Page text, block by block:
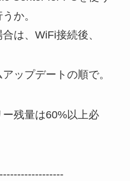
か。
は、WiFi接続後、
ップデートの順で。
残量は60%以上必